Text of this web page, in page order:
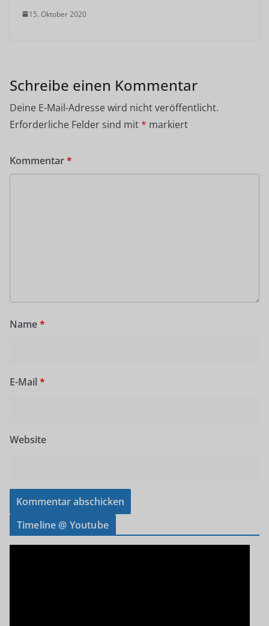
15. Oktober 2020
Schreibe einen Kommentar
Deine E-Mail-Adresse wird nicht veröffentlicht.
Erforderliche Felder sind mit* markiert
Kommentar*
Name*
E-Mail *
Website
Timeline @ Youtube